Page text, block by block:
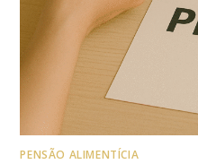
PENSÃO ALIMENTÍCIA